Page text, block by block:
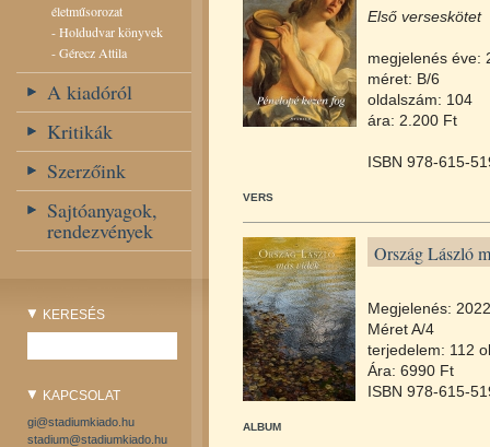
életműsorozat
-Holdudvar könyvek
-Gérecz Attila
A kiadóról
Kritikák
Szerzőink
Sajtóanyagok,
rendezvények
KERESÉS
KAPCSOLAT
gi@stadiumkiado.hu
stadium@stadiumkiado.hu
Első verseskötet
megjelenés éve:
méret: B/6
oldalszám: 104
ára: 2.200 Ft
ISBN 978-615-
VERS
Ország László
Megjelenés: 2022
Méret A/4
terjedelem: 112
Ára: 6990 Ft
ISBN 978-615-
ALBUM